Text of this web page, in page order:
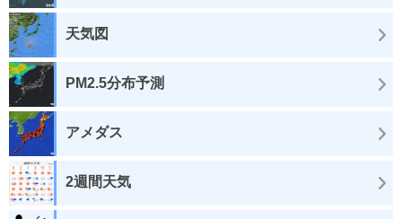
天気図
PM2.5分布予測
アメダス
2週間天気